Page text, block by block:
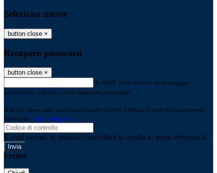
Seleziona utente
button close ×
Recupero password
button close ×
E-mail Verrà inviato un messaggio
all'indirizzo indicato con le istruzioni necessarie.
Non hai una e-mail associata al nome utente? Effettua il reset della password
tramite la Login Spaggiari
E-mail inviata, si prega di controllare la casella di posta elettronica!
Errore